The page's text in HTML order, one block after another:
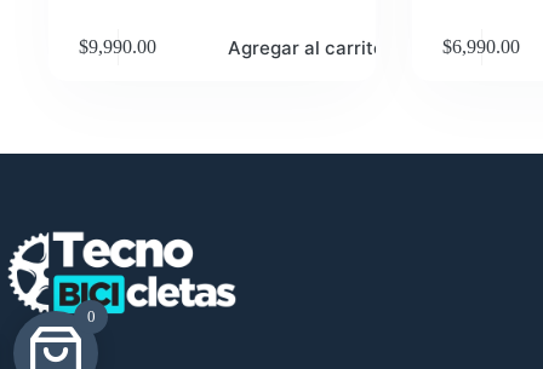
$9,990.00 Agregar al carrito $6,990.00
0